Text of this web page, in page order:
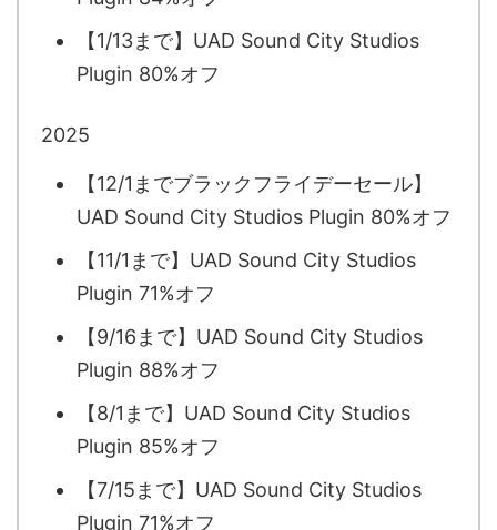
【1/13まで】UAD Sound City Studios
Plugin 80%オフ
2025
【12/1までブラックフライデーセール】
UAD Sound City Studios Plugin 80%オフ
【11/1まで】UAD Sound City Studios
Plugin 71%オフ
【9/16まで】UAD Sound City Studios
Plugin 88%オフ
【8/1まで】UAD Sound City Studios
Plugin 85%オフ
【7/15まで】UAD Sound City Studios
Plugin 71%オフ